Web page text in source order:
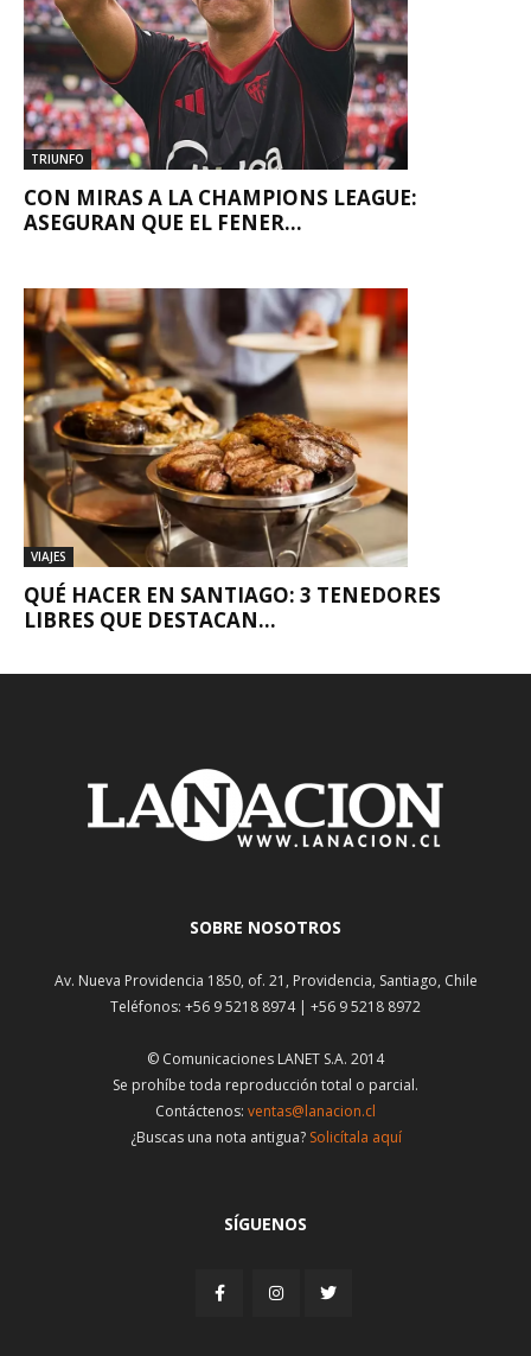
TRIUNFO
CON MIRAS A LA CHAMPIONS LEAGUE:
ASEGURAN QUE EL FENER...
VIAJES
QUÉ HACER EN SANTIAGO: 3 TENEDORES
LIBRES QUE DESTACAN...
SOBRE NOSOTROS
Av. Nueva Providencia 1850, of. 21, Providencia, Santiago, Chile
Teléfonos: +56 9 5218 8974 | +56 9 5218 8972
© Comunicaciones LANET S.A. 2014
Se prohíbe toda reproducción total o parcial.
Contáctenos: ventas@lanacion.cl
¿Buscas una nota antigua? Solicítala aquí
SÍGUENOS